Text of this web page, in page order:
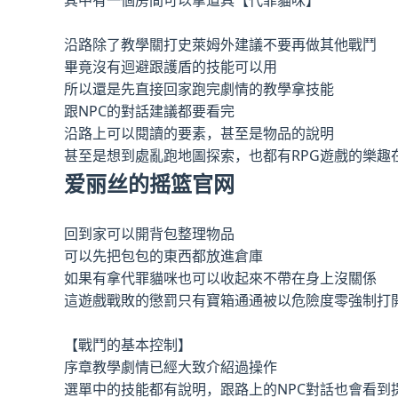
沿路除了教學關打史萊姆外建議不要再做其他戰鬥
畢竟沒有迴避跟護盾的技能可以用
所以還是先直接回家跑完劇情的教學拿技能
跟NPC的對話建議都要看完
沿路上可以閱讀的要素，甚至是物品的說明
甚至是想到處亂跑地圖探索，也都有RPG遊戲的樂趣
爱丽丝的摇篮官网
回到家可以開背包整理物品
可以先把包包的東西都放進倉庫
如果有拿代罪貓咪也可以收起來不帶在身上沒關係
這遊戲戰敗的懲罰只有寶箱通通被以危險度零強制打
【戰鬥的基本控制】
序章教學劇情已經大致介紹過操作
選單中的技能都有說明，跟路上的NPC對話也會看到